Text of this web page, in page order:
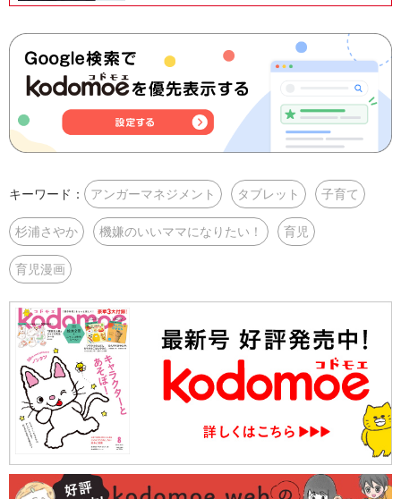
キーワード： アンガーマネジメント タブレット 子育て
杉浦さやか 機嫌のいいママになりたい！ 育児
育児漫画